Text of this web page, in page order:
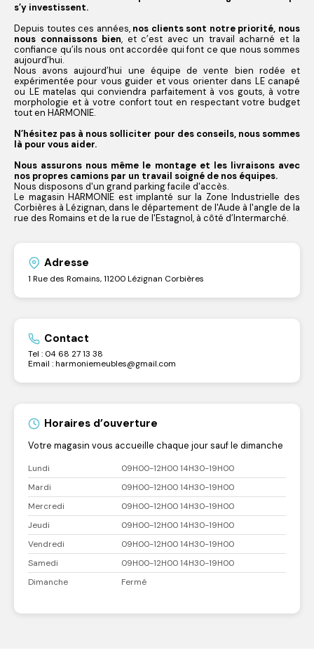
s’y investissent.
Depuis toutes ces années, nos clients sont notre priorité, nous
nous connaissons bien, et c’est avec un travail acharné et la
confiance qu’ils nous ont accordée qui font ce que nous sommes
aujourd’hui.
Nous avons aujourd’hui une équipe de vente bien rodée et
expérimentée pour vous guider et vous orienter dans LE canapé
ou LE matelas qui conviendra parfaitement à vos gouts, à votre
morphologie et à votre confort tout en respectant votre budget
tout en HARMONIE.
N’hésitez pas à nous solliciter pour des conseils, nous sommes
là pour vous aider.
Nous assurons nous même le montage et les livraisons avec
nos propres camions par un travail soigné de nos équipes.
Nous disposons d'un grand parking facile d'accès.
Le magasin HARMONIE est implanté sur la Zone Industrielle des
Corbières à Lézignan, dans le département de l'Aude à l'angle de la
rue des Romains et de la rue de l'Estagnol, à côté d’Intermarché.
Adresse
1 Rue des Romains, 11200 Lézignan Corbières
Contact
Tel : 04 68 27 13 38
Email : harmoniemeubles@gmail.com
Horaires d’ouverture
Votre magasin vous accueille chaque jour sauf le dimanche
Lundi
09H00-12H00 14H30-19H00
Mardi
09H00-12H00 14H30-19H00
Mercredi
09H00-12H00 14H30-19H00
Jeudi
09H00-12H00 14H30-19H00
Vendredi
09H00-12H00 14H30-19H00
Samedi
09H00-12H00 14H30-19H00
Dimanche
Fermé